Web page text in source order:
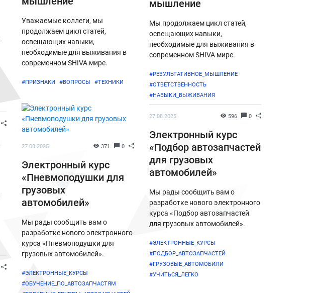
Уважаемые коллеги, мы
продолжаем цикл статей,
освещающих навыки,
необходимые для выживания в
современном SHIVA мире.
#ПРИЗНАКИ #ВОПРОСЫ #ТЕХНИКИ
27.08.2025 371 0
Электронный курс
«Пневмоподушки для
грузовых
автомобилей»
Мы рады сообщить вам о
разработке нового электронного
курса «Пневмоподушки для
грузовых автомобилей».
#ЭЛЕКТРОННЫЕ_КУРСЫ
#ОБУЧЕНИЕ_ПО_АВТОЗАПЧАСТЯМ
мышление
Мы продолжаем цикл статей,
освещающих навыки,
необходимые для выживания в
современном SHIVA мире.
#РЕЗУЛЬТАТИВНОЕ_МЫШЛЕНИЕ
#ОТВЕТСТВЕННОСТЬ
#НАВЫКИ_ВЫЖИВАНИЯ
27.08.2025 596 0
Электронный курс
«Подбор автозапчастей
для грузовых
автомобилей»
Мы рады сообщить вам о
разработке нового электронного
курса «Подбор автозапчастей
для грузовых автомобилей».
#ЭЛЕКТРОННЫЕ_КУРСЫ
#ПОДБОР_АВТОЗАПЧАСТЕЙ
#ГРУЗОВЫЕ_АВТОМОБИЛИ
#УЧИТЬСЯ_ЛЕГКО